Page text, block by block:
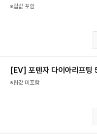
※팁값 포함
[EV] 포텐자 다이아리프
※팁값 미포함